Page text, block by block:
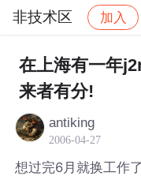
非技术区 加入
社区 非技术区
在上海有一年
来者有分!
antiking
2006-04-27
想过完6月就换工作